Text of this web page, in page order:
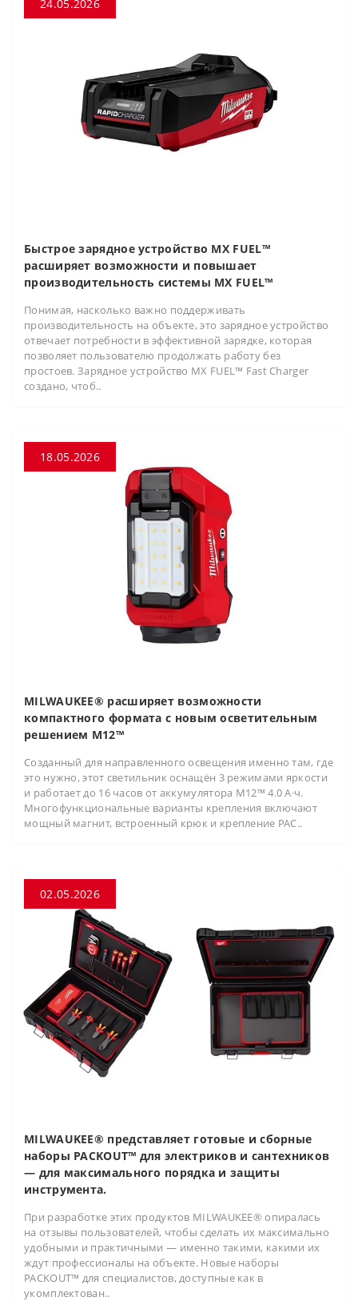
24.05.2026
Быстрое зарядное устройство MX FUEL™
расширяет возможности и повышает
производительность системы MX FUEL™
Понимая, насколько важно поддерживать
производительность на объекте, это зарядное устройство
отвечает потребности в эффективной зарядке, которая
позволяет пользователю продолжать работу без
простоев. Зарядное устройство MX FUEL™ Fast Charger
создано, чтоб..
18.05.2026
MILWAUKEE® расширяет возможности
компактного формата с новым осветительным
решением M12™
Созданный для направленного освещения именно там, где
это нужно, этот светильник оснащён 3 режимами яркости
и работает до 16 часов от аккумулятора M12™ 4.0 А·ч.
Многофункциональные варианты крепления включают
мощный магнит, встроенный крюк и крепление PAC..
02.05.2026
MILWAUKEE® представляет готовые и сборные
наборы PACKOUT™ для электриков и сантехников
— для максимального порядка и защиты
инструмента.
При разработке этих продуктов MILWAUKEE® опиралась
на отзывы пользователей, чтобы сделать их максимально
удобными и практичными — именно такими, какими их
ждут профессионалы на объекте. Новые наборы
PACKOUT™ для специалистов, доступные как в
укомплектован..